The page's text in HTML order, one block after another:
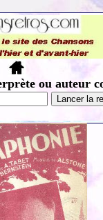
ou auteur